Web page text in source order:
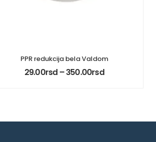
PPR redukcija bela Valdom
29.00rsd –350.00rsd